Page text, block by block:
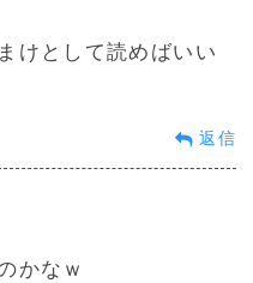
けとして読めばいい
返信
かなｗ